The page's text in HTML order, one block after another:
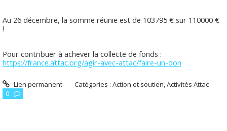
Au 26 décembre, la somme réunie est de 103795 € sur 110000 €
!
Pour contribuer à achever la collecte de fonds :
https://france.attac.org/agir-avec-attac/faire-un-don
Lien permanent Catégories :Action et soutien,Activités Attac
0